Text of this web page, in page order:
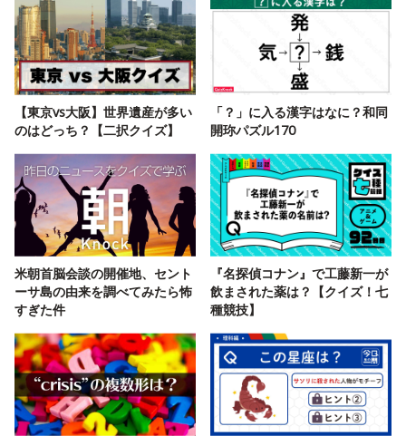
【東京vs大阪】世界遺産が多い
のはどっち？【二択クイズ】
「？」に入る漢字はなに？和同
開珎パズル170
米朝首脳会談の開催地、セント
ーサ島の由来を調べてみたら怖
すぎた件
『名探偵コナン』で工藤新一が
飲まされた薬は？【クイズ！七
種競技】